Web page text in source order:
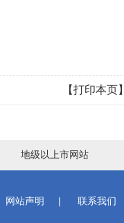
【打印本页】
地级以上市网站
网站声明 | 联系我们